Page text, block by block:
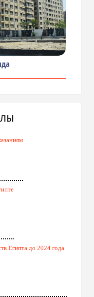
Египта до 2024 года